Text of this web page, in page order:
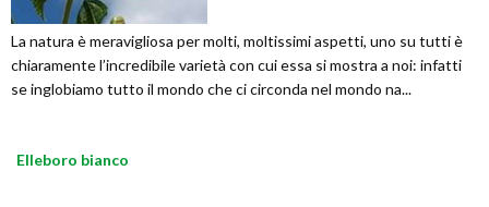
La natura è meravigliosa per molti, moltissimi aspetti, uno su tutti è
chiaramente l’incredibile varietà con cui essa si mostra a noi: infatti
se inglobiamo tutto il mondo che ci circonda nel mondo na...
Elleboro bianco